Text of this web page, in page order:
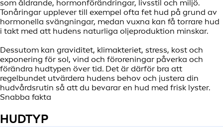
som åldrande, hormonförändringar, livsstil och miljö.
Tonåringar upplever till exempel ofta fet hud på grund av
hormonella svängningar, medan vuxna kan få torrare hud
i takt med att hudens naturliga oljeproduktion minskar.
Dessutom kan graviditet, klimakteriet, stress, kost och
exponering för sol, vind och föroreningar påverka och
förändra hudtypen över tid. Det är därför bra att
regelbundet utvärdera hudens behov och justera din
hudvårdsrutin så att du bevarar en hud med frisk lyster.
Snabba fakta
HUDTYP